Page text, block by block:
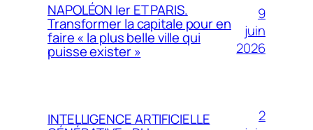
NAPOLÉON Ier ET PARIS.
Transformer la capitale pour en
faire « la plus belle ville qui
puisse exister »
9
juin
2026
INTELLIGENCE ARTIFICIELLE
2